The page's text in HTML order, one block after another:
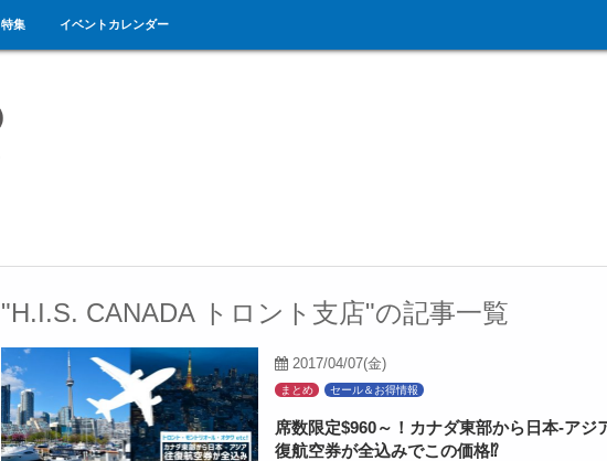
特集 イベントカレンダー
"H.I.S. CANADA トロント支店"の記事一覧
2017/04/07(金)
まとめ セール＆お得情報
席数限定$960～！カナダ東部から日本-アジ
復航空券が全込みでこの価格⁉